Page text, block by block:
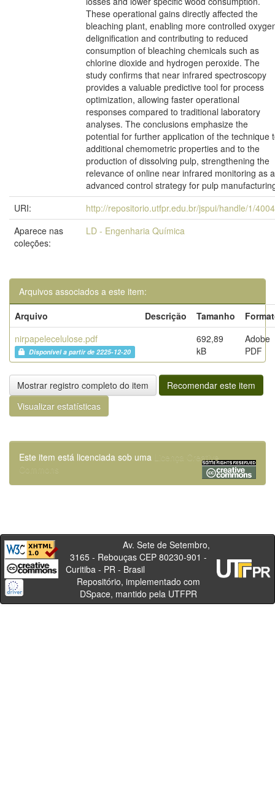
These operational gains directly affected the
bleaching plant, enabling more controlled
delignification and contributing to reduced
consumption of bleaching chemicals such as
chlorine dioxide and hydrogen peroxide. The
study confirms that near infrared spectroscopy
provides a valuable predictive tool for process
optimization, allowing faster operational
responses compared to traditional laboratory
analyses. The conclusions emphasize the
potential for further application of the technique
additional chemometric properties and to the
production of dissolving pulp, strengthening the
relevance of online near infrared monitoring as
advanced control strategy for pulp
URI:
http://repositorio.utfpr.edu.br/jspui/handle/1/
Aparece nas
coleções:
LD - Engenharia Química
Arquivos associados a este item:
Arquivo
Descrição Tamanho
nirpapelecelulose.pdf
Disponível a partir de 2225-12-20
692,89
kB
Adobe
PDF
Mostrar registro completo do item
Recomendar este item
Visualizar estatísticas
Este item está licenciada sob uma
Licença Creative
Commons
Av. Sete de Setembro,
3165 - Rebouças CEP 80230-901 -
Curitiba - PR - Brasil
Repositório, implementado com
DSpace, mantido pela UTFPR